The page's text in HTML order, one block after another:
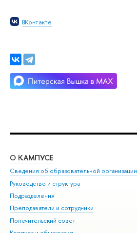
ВКонтакте
О КАМПУСЕ
Сведения об образовательной организации
Руководство и структура
Подразделения
Преподаватели и сотрудники
Попечительский совет